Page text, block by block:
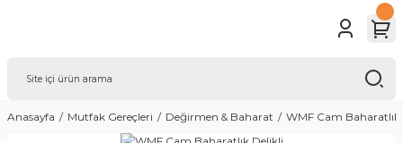
Anasayfa Mutfak Gereçleri Değirmen & Baharat WMF Cam Baharatlık